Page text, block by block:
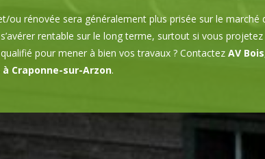
ou rénovée sera généralement plus prisée sur le marché
rentable sur le long terme, surtout si vous projetez
pour mener à bien vos travaux ? Contactez AV Bois
Craponne-sur-Arzon.